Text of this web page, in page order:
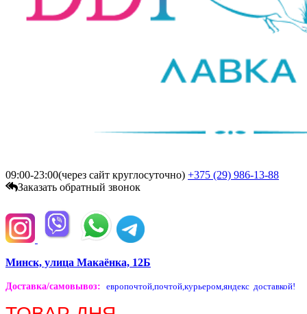
09:00-23:00(через сайт круглосуточно) +375 (29) 986-13-88
Заказать обратный звонок
Минск, улица Макаёнка, 12Б
Доставка/самовывоз: европочтой,почтой,курьером,яндекс доставкой!